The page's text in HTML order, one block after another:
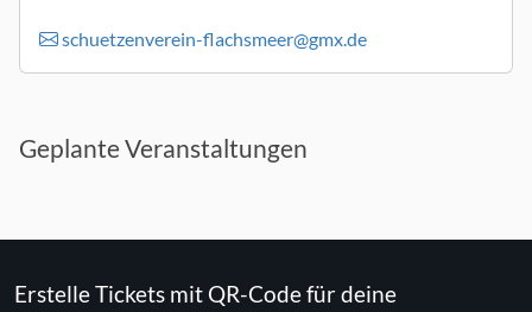
schuetzenverein-flachsmeer@gmx.de
Geplante Veranstaltungen
Erstelle Tickets mit QR-Code für deine